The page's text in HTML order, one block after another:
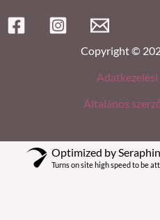
Copyright ©
Általános
Optimized by
Turns on site high speed to be